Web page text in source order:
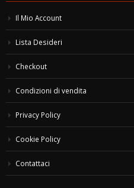
Il Mio Account
Lista Desideri
Checkout
Condizioni di vendita
Privacy Policy
Cookie Policy
Contattaci